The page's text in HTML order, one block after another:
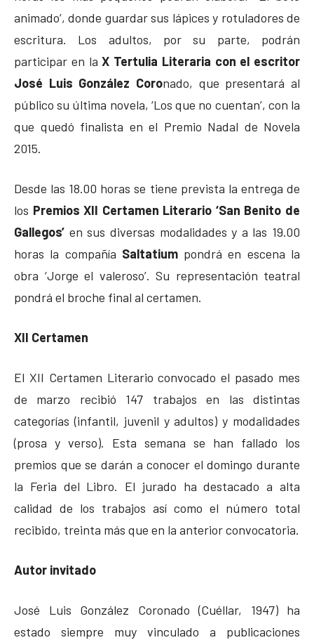
animado’, donde guardar sus lápices y rotuladores de
escritura. Los adultos, por su parte, podrán
participar en laX Tertulia Literaria con el escritor
José Luis González Coronado, que presentará al
público su última novela, ‘Los que no cuentan’, con la
que quedó finalista en el Premio Nadal de Novela
2015.
Desde las 18.00 horas se tiene prevista la entrega de
los Premios XII Certamen Literario ‘San Benito de
Gallegos’ en sus diversas modalidades y a las 19.00
horas la compañía Saltatiumpondrá en escena la
obra ‘Jorge el valeroso’. Su representación teatral
pondrá el broche final al certamen.
XII Certamen
El XII Certamen Literario convocado el pasado mes
de marzo recibió 147 trabajos en las distintas
categorías (infantil, juvenil y adultos) y modalidades
(prosa y verso). Esta semana se han fallado los
premios que se darán a conocer el domingo durante
la Feria del Libro. El jurado ha destacado a alta
calidad de los trabajos así como el número total
recibido, treinta más que en la anterior convocatoria.
Autor invitado
José Luis González Coronado (Cuéllar, 1947) ha
estado siempre muy vinculado a publicaciones